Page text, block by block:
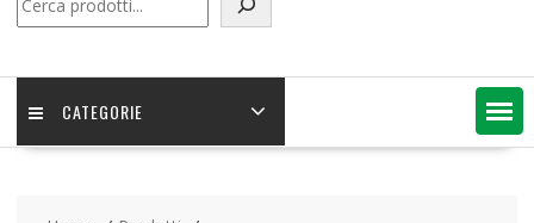
CATEGORIE